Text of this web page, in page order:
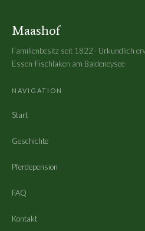
Maashof
Familienbesitz seit 1822 · Urkundlich
Essen-Fischlaken am Baldeneysee
NAVIGATION
Start
Geschichte
Pferdepension
FAQ
Kontakt